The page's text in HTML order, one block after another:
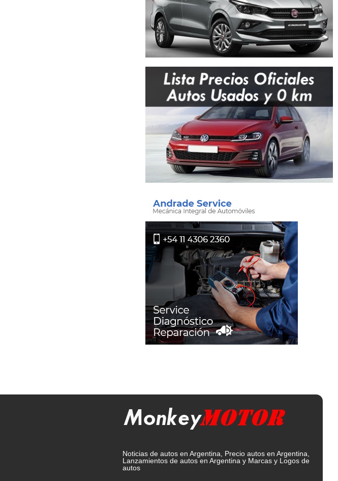
Noticias de autos en Argentina, Precio autos en Argentina,
Lanzamientos de autos en Argentina y Marcas y Logos de
autos